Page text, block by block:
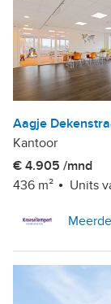
Aagje
Kantoor
€ 4.905 /mnd
436 m²
Units